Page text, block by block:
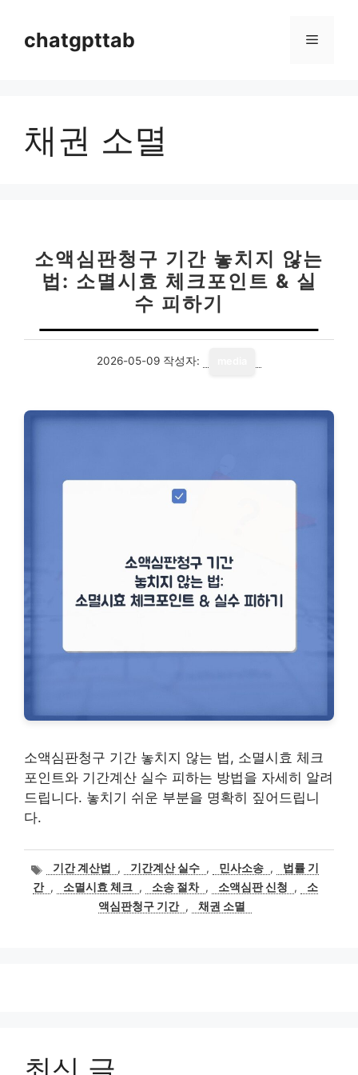
chatgpttab 메
채권 소멸
소액심판청구 기간 놓치지 않는
법: 소멸시효 체크포인트 & 실
수 피하기
2026-05-09 작성자:
소액심판청구 기간 놓치지 않는 법, 소멸시효 체크
포인트와 기간계산 실수 피하는 방법을 자세히 알려
드립니다. 놓치기 쉬운 부분을 명확히 짚어드립니
다.
태기간 계산법 , 기간계산 실수 , 민사소송 ,
법률 기
간 , 소멸시효 체크 , 소송 절차 , 소액심판 신청 ,
소
액심판청구 기간 , 채권 소멸